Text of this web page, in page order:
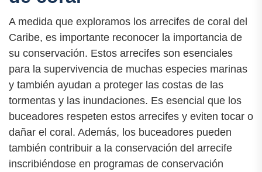
A medida que exploramos los arrecifes de coral del
Caribe, es importante reconocer la importancia de
su conservación. Estos arrecifes son esenciales
para la supervivencia de muchas especies marinas
y también ayudan a proteger las costas de las
tormentas y las inundaciones. Es esencial que los
buceadores respeten estos arrecifes y eviten tocar o
dañar el coral. Además, los buceadores pueden
también contribuir a la conservación del arrecife
inscribiéndose en programas de conservación